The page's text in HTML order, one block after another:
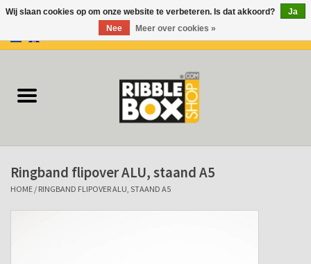
Ringbanden/Mappen
Flip-overs
Ringband Flip-overs
Ringband flipover ALU, staand A5
HOME / RINGBAND FLIPOVER ALU, STAAND A5
Wij slaan cookies op om onze website te verbeteren. Is dat akkoord?
Ja
Nee
Meer over cookies »